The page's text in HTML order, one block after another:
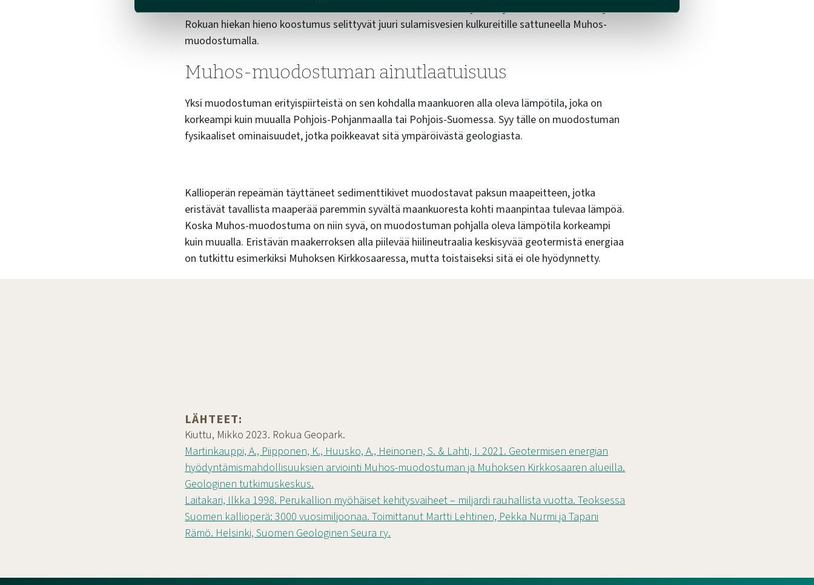
muodostumasta valtaisat hiekkamäärät kohti Rokuaa. Rokuan ydinharjun suuri hiekkamäärä ja
Rokuan hiekan hieno koostumus selittyvät juuri sulamisvesien kulkureitille sattuneella Muhos-
muodostumalla.
Muhos-muodostuman ainutlaatuisuus
Yksi muodostuman erityispiirteistä on sen kohdalla maankuoren alla oleva lämpötila, joka on
korkeampi kuin muualla Pohjois-Pohjanmaalla tai Pohjois-Suomessa. Syy tälle on muodostuman
fysikaaliset ominaisuudet, jotka poikkeavat sitä ympäröivästä geologiasta.
Kallioperän repeämän täyttäneet sedimenttikivet muodostavat paksun maapeitteen, jotka
eristävät tavallista maaperää paremmin syvältä maankuoresta kohti maanpintaa tulevaa lämpöä.
Koska Muhos-muodostuma on niin syvä, on muodostuman pohjalla oleva lämpötila korkeampi
kuin muualla. Eristävän maakerroksen alla piilevää hiilineutraalia keskisyvää geotermistä energiaa
on tutkittu esimerkiksi Muhoksen Kirkkosaaressa, mutta toistaiseksi sitä ei ole hyödynnetty.
LÄHTEET:
Kiuttu, Mikko 2023. Rokua Geopark.
Martinkauppi, A., Piipponen, K., Huusko, A., Heinonen, S. & Lahti, I. 2021. Geotermisen energian
hyödyntämismahdollisuuksien arviointi Muhos-muodostuman ja Muhoksen Kirkkosaaren alueilla.
Geologinen tutkimuskeskus.
Laitakari, Ilkka 1998. Perukallion myöhäiset kehitysvaiheet – miljardi rauhallista vuotta. Teoksessa
Suomen kallioperä: 3000 vuosimiljoonaa. Toimittanut Martti Lehtinen, Pekka Nurmi ja Tapani
Rämö. Helsinki, Suomen Geologinen Seura ry.